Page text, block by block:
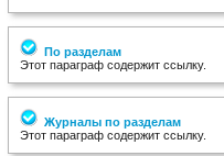
По разделам
Этот параграф содержит ссылку.
Журналы по разделам
Этот параграф содержит ссылку.